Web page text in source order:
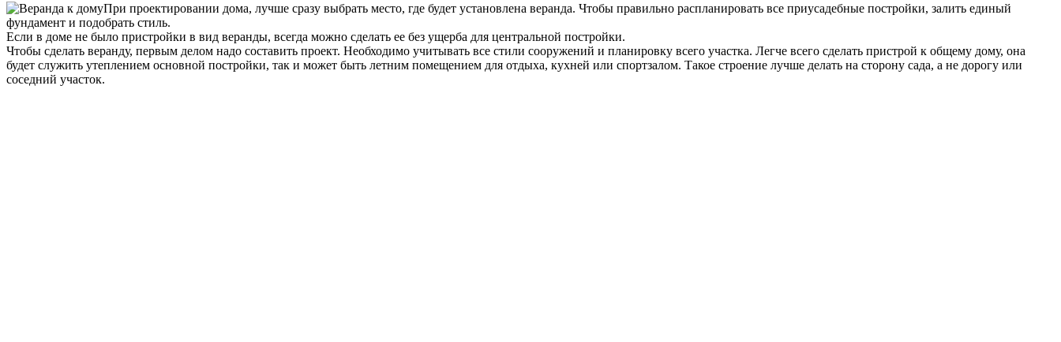
При проектировании дома, лучше сразу выбрать место, где будет установлена веранда. Чтобы правильно распланировать все приусадебные постройки, залить единый
фундамент и подобрать стиль.
Если в доме не было пристройки в вид веранды, всегда можно сделать ее без ущерба для центральной постройки.
Чтобы сделать веранду, первым делом надо составить проект. Необходимо учитывать все стили сооружений и планировку всего участка. Легче всего сделать пристрой к общему дому, она
будет служить утеплением основной постройки, так и может быть летним помещением для отдыха, кухней или спортзалом. Такое строение лучше делать на сторону сада, а не дорогу или
соседний участок.